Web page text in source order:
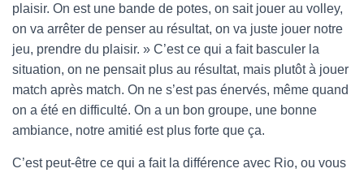
plaisir. On est une bande de potes, on sait jouer au volley,
on va arrêter de penser au résultat, on va juste jouer notre
jeu, prendre du plaisir. » C’est ce qui a fait basculer la
situation, on ne pensait plus au résultat, mais plutôt à jouer
match après match. On ne s’est pas énervés, même quand
on a été en difficulté. On a un bon groupe, une bonne
ambiance, notre amitié est plus forte que ça.
C’est peut-être ce qui a fait la différence avec Rio, ou vous